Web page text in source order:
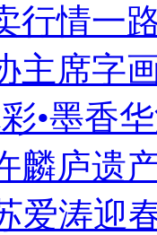
行情一
主席字
•墨香
麟庐遗
爱涛迎